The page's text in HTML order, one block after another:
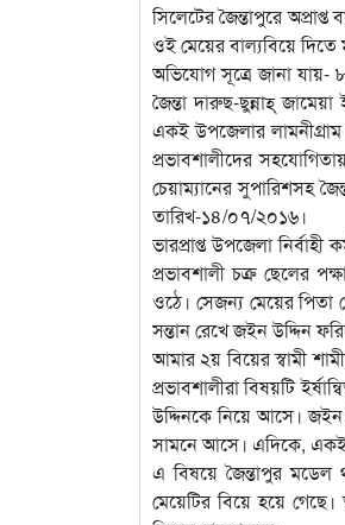
সিলেটের জৈন্তাপুরে
ওই মেয়ের বাল্যবিয়ে
অভিযোগ সূত্রে জানা যায়-
জৈন্তা দারুছ-ছুন্নাহ্
একই উপজেলার
প্রভাবশালীদের
চেয়াম্যানের সুপারিশসহ
তারিখ-১৪/০৭/২০১৬।
ভারপ্রাপ্ত উপজেলা
প্রভাবশালী চক্র ছেলের
ওঠে। সেজন্য মেয়ের পিতা
সন্তান রেখে জইন উদ্দিন
আমার ২য় বিয়ের স্বামী
প্রভাবশালীরা বিষয়টি
উদ্দিনকে নিয়ে আসে। জইন
সামনে আসে। এদিকে, একই
এ বিষয়ে জৈন্তাপুর
মেয়েটির বিয়ে হয়ে